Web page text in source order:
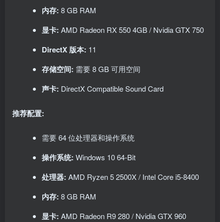
内存: 8 GB RAM
显卡: AMD Radeon RX 550 4GB / Nvidia GTX 750
DirectX 版本: 11
存储空间: 需要 8 GB 可用空间
声卡: DirectX Compatible Sound Card
推荐配置:
需要 64 位处理器和操作系统
操作系统: Windows 10 64-Bit
处理器: AMD Ryzen 5 2500X / Intel Core i5-8400
内存: 8 GB RAM
显卡: AMD Radeon R9 280 / Nvidia GTX 960